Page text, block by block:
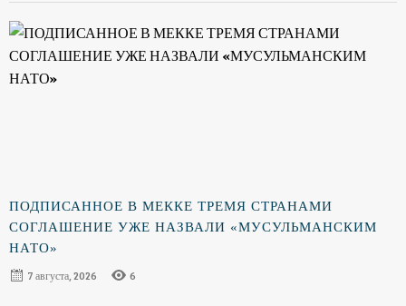
ПОДПИСАННОЕ В МЕККЕ ТРЕМЯ СТРАНАМИ
СОГЛАШЕНИЕ УЖЕ НАЗВАЛИ «МУСУЛЬМАНСКИМ
НАТО»
7 августа, 2026
6